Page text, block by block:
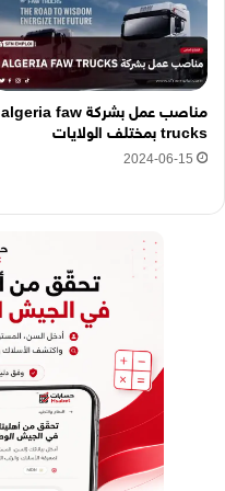
مناصب عمل بشركة algeria faw
trucks بمختلف الولايات
2024-06-15